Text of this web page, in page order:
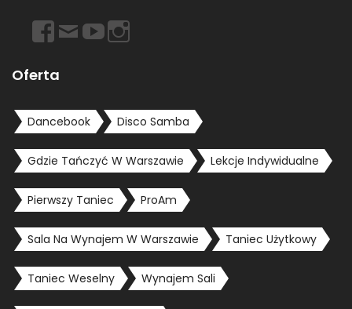
https://www.facebook.com/dancebookwarszawa
Emailhttps://www.youtube.com/user/dancebookpl
Oferta
Dancebook Disco Samba
Gdzie Tańczyć W Warszawie Lekcje Indywidualne
Pierwszy Taniec ProAm
Sala Na Wynajem W Warszawie Taniec Użytkowy
Taniec Weselny Wynajem Sali